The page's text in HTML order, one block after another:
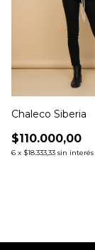
Chaleco Siberia
$110.000,00
6 x $18.333,33 sin interés